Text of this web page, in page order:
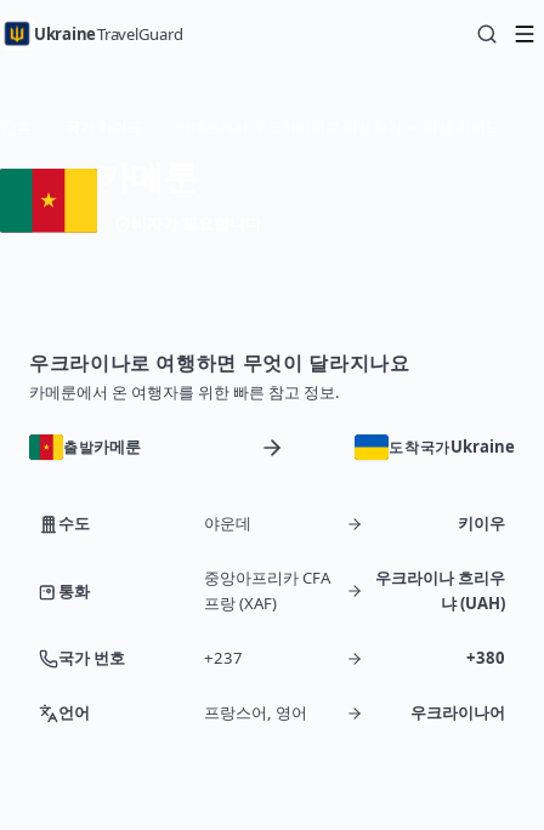
UkraineTravelGuard
우크라이나로 여행하면 무엇이 달라지나요
카메룬에서 온 여행자를 위한 빠른 참고 정보.
출발카메룬 도착국가Ukraine
수도 야운데 키이우
통화
중앙아프리카 CFA
프랑 (XAF)
우크라이나 흐리우
냐 (UAH)
국가 번호 +237 +380
언어 프랑스어, 영어 우크라이나어